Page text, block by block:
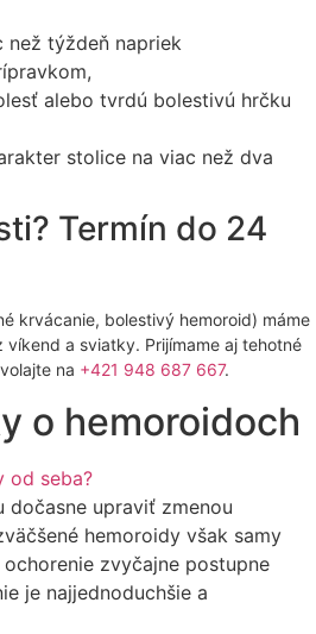
týždeň napriek
alebo tvrdú bolestivú hrčku
stolice na viac než dva
Termín do 24
krvácanie, bolestivý hemoroid) máme
a sviatky. Prijímame aj tehotné
na +421 948 687 667.
o hemoroidoch
od seba?
dočasne upraviť zmenou
hemoroidy však samy
zvyčajne postupne
je najjednoduchšie a